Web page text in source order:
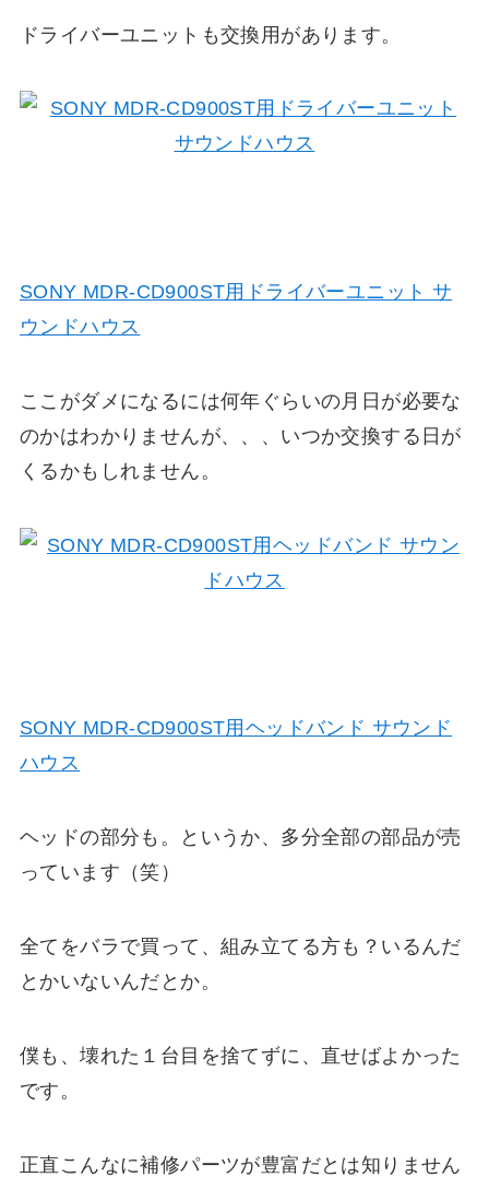
ドライバーユニットも交換用があります。
SONY MDR-CD900ST用ドライバーユニット サ
ウンドハウス
ここがダメになるには何年ぐらいの月日が必要な
のかはわかりませんが、、、いつか交換する日が
くるかもしれません。
SONY MDR-CD900ST用ヘッドバンド サウンド
ハウス
ヘッドの部分も。というか、多分全部の部品が売
っています（笑）
全てをバラで買って、組み立てる方も？いるんだ
とかいないんだとか。
僕も、壊れた１台目を捨てずに、直せばよかった
です。
正直こんなに補修パーツが豊富だとは知りません